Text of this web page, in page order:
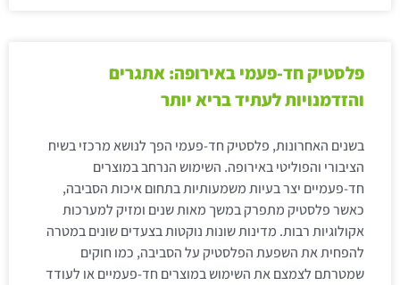
פלסטיק חד-פעמי באירופה: אתגרים
והזדמנויות לעתיד בריא יותר
בשנים האחרונות, פלסטיק חד-פעמי הפך לנושא מרכזי בשיח
הציבורי והפוליטי באירופה. השימוש הנרחב במוצרים
חד-פעמיים יצר בעיות משמעותיות בתחום איכות הסביבה,
כאשר פלסטיק מתפרק במשך מאות שנים ומזיק למערכות
אקולוגיות רבות. מדינות שונות נוקטות בצעדים שונים במטרה
להפחית את השפעת הפלסטיק על הסביבה, כמו חוקים
שמטרתם לצמצם את השימוש במוצרים חד-פעמיים או לעודד